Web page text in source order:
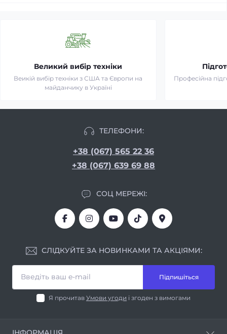
Великий вибір техніки
Веикій вибір техніки з США та Європи на
майданчику в Україні
Професійна
ТЕЛЕФОНИ:
+38 (067) 565 22 36
+38 (067) 639 69 88
СОЦ МЕРЕЖІ:
СЛІДКУЙТЕ ЗА НОВИНКАМИ ТА АКЦІЯМИ:
Підпишіться
Я прочитав Умови угоди і згоден з вимогами